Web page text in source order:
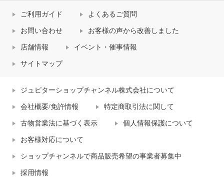
ご利用ガイド よくあるご質問
お問い合わせ お客様の声から改善しました
店舗情報 イベント・催事情報
サイトマップ
ジュピターショップチャンネル株式会社について
会社概要/免許情報 特定商取引法に関して
古物営業法に基づく表示 個人情報保護について
お客様対応について
ショップチャンネルで商品販売希望の事業者募集中
採用情報